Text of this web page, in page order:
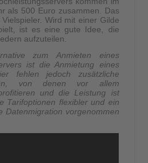
als 500 Euro zusammen. Das
Wird mit einer Gilde
ist es eine gute Idee, die
aufzuteilen.
zum Anmieten eines
ist die Anmietung eines
fehlen jedoch zusätzliche
von denen vor allem
und die Leistung ist
Tarifoptionen flexibler und ein
Datenmigration vorgenommen